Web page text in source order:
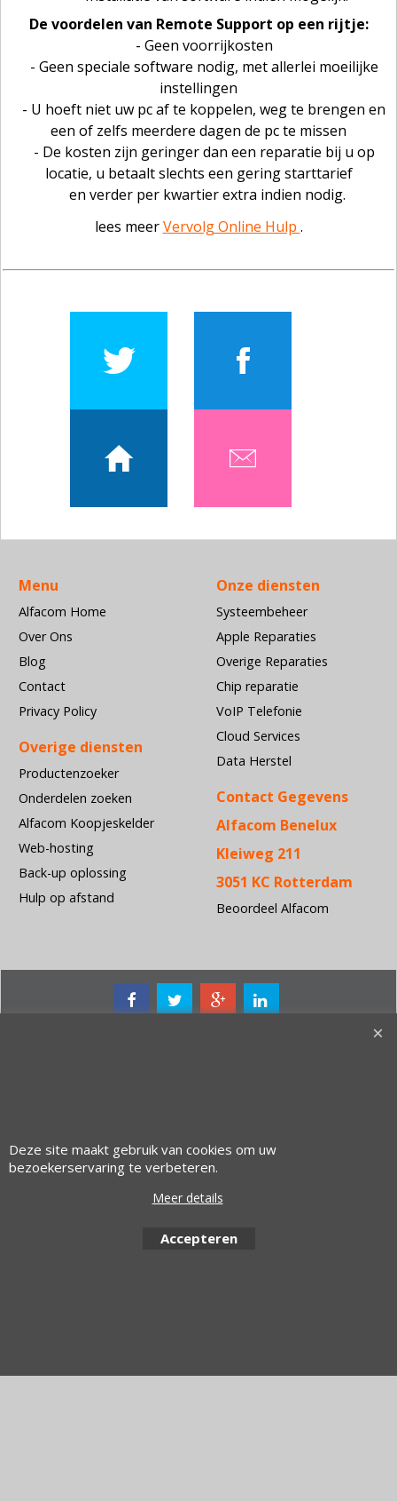
De voordelen van Remote Support op een rijtje:
- Geen voorrijkosten
- Geen speciale software nodig, met allerlei moeilijke
instellingen
- U hoeft niet uw pc af te koppelen, weg te brengen en
een of zelfs meerdere dagen de pc te missen
- De kosten zijn geringer dan een reparatie bij u op
locatie, u betaalt slechts een gering starttarief
en verder per kwartier extra indien nodig.
lees meerVervolg Online Hulp .
Menu
Alfacom Home
Over Ons
Blog
Contact
Privacy Policy
Onze diensten
Systeembeheer
Apple Reparaties
Overige Reparaties
Chip reparatie
VoIP Telefonie
Cloud Services
Data Herstel
Overige diensten
Productenzoeker
Onderdelen zoeken
Alfacom Koopjeskelder
Web-hosting
Back-up oplossing
Hulp op afstand
Contact Gegevens
Alfacom Benelux
Kleiweg 211
3051 KC Rotterdam
Beoordeel Alfacom
Acer • Antec • APC • Apple • Belkin • Conceptronic • D-Link •
Samsung • Sharp • Siemens • SMC Networks • Symantec •
Targus • Trend Micro • Xerox
Webwinkel gemaakt met ShopFactory webwinkel software.
Deze site maakt gebruik van cookies om uw
bezoekerservaring te verbeteren.
Meer details
Accepteren